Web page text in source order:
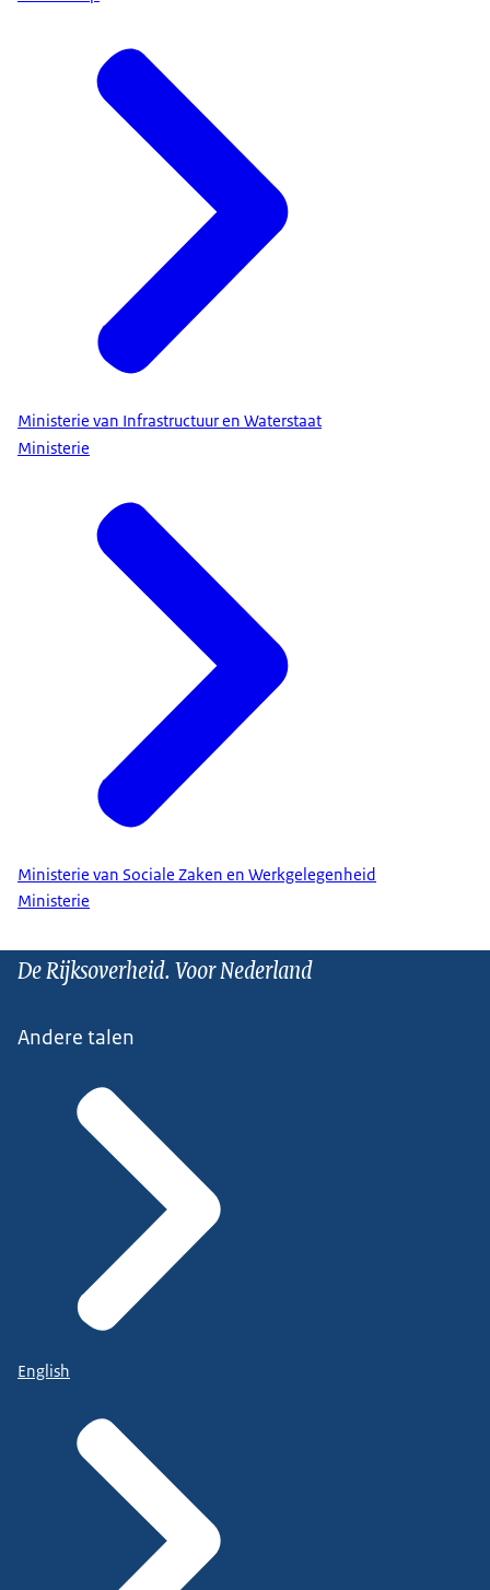
Ministerie van Infrastructuur en Waterstaat
Ministerie
Ministerie van Sociale Zaken en Werkgelegenheid
Ministerie
De Rijksoverheid. Voor Nederland
Andere talen
English